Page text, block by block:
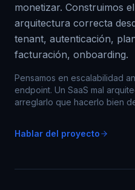
monetizar. Construimos
arquitectura correcta
tenant, autenticación,
facturación, onboarding.
Pensamos en escalabilidad
endpoint. Un SaaS mal
arreglarlo que hacerlo bien
Hablar del proyecto